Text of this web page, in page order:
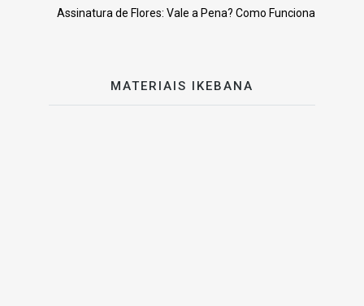
Assinatura de Flores: Vale a Pena? Como Funciona
MATERIAIS IKEBANA